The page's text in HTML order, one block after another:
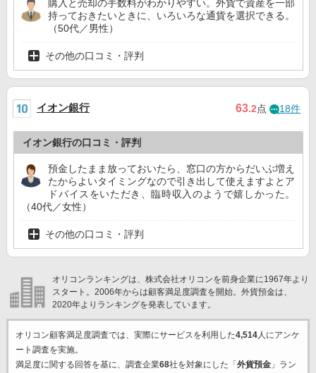
購入と売却の手数料がわかりやすい。外貨で資産を一部
持っておきたいときに、いろいろな通貨を選択できる。
（50代／男性）
その他の口コミ・評判
イオン銀行 63.2点 18件
イオン銀行の口コミ・評判
預金したまま放っておいたら、窓口の方からだいぶ増え
たからよいタイミングなので引き出して使えますよとア
ドバイスをいただき、臨時収入のようで嬉しかった。
（40代／女性）
その他の口コミ・評判
オリコンランキングは、株式会社オリコンを前身企業に1967年より
スタート。2006年からは顧客満足度調査を開始。外貨預金は、
2020年よりランキングを発表しています。
オリコン顧客満足度調査では、実際にサービスを利用した4,514人にアンケ
ート調査を実施。
満足度に関する回答を基に、調査企業68社を対象にした「外貨預金」ラン